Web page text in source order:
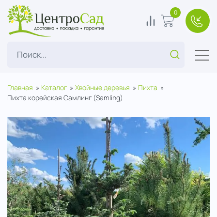
ЦентроСад
Поиск...
0 В корзину
0
Главная Каталог Хвойные деревья
Пихта
Пихта корейская Самлинг (Samling)